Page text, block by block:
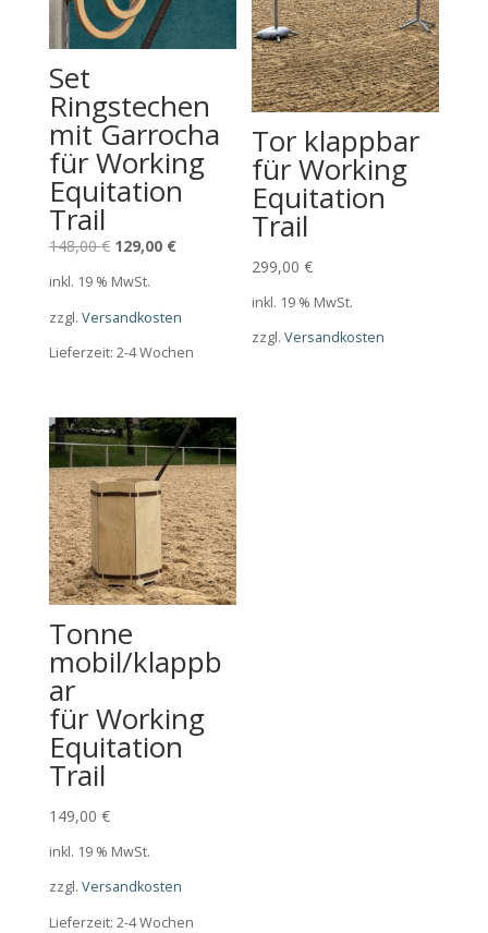
Set
Ringstechen
mit Garrocha
für Working
Equitation
Trail
148,00€ Ursprünglicher
148,00 €
129,00 €Aktueller
129,00 €.
inkl. 19 % MwSt.
zzgl. Versandkosten
Lieferzeit: 2-4 Wochen
Tor klappbar
für Working
Equitation
Trail
299,00€
inkl. 19 % MwSt.
zzgl.Versandkosten
Tonne
mobil/klappb
ar
für Working
Equitation
Trail
149,00 €
inkl. 19 % MwSt.
zzgl. Versandkosten
Lieferzeit: 2-4 Wochen